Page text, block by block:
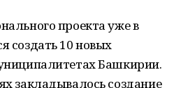
проекта уже в
создать 10 новых
Башкирии.
закладывалось создание